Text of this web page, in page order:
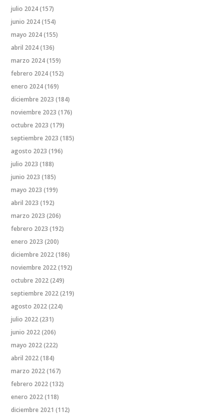
julio 2024(157)
junio 2024(154)
mayo 2024(155)
abril 2024(136)
marzo 2024(159)
febrero 2024(152)
enero 2024(169)
diciembre 2023 (184)
noviembre 2023 (176)
octubre 2023 (179)
septiembre 2023 (185)
agosto 2023 (196)
julio 2023 (188)
junio 2023 (185)
mayo 2023 (199)
abril 2023 (192)
marzo 2023 (206)
febrero 2023 (192)
enero 2023 (200)
diciembre 2022(186)
noviembre 2022(192)
octubre 2022(249)
septiembre 2022(219)
agosto 2022(224)
julio 2022(231)
junio 2022(206)
mayo 2022(222)
abril 2022(184)
marzo 2022(167)
febrero 2022(132)
enero 2022(118)
diciembre 2021 (112)